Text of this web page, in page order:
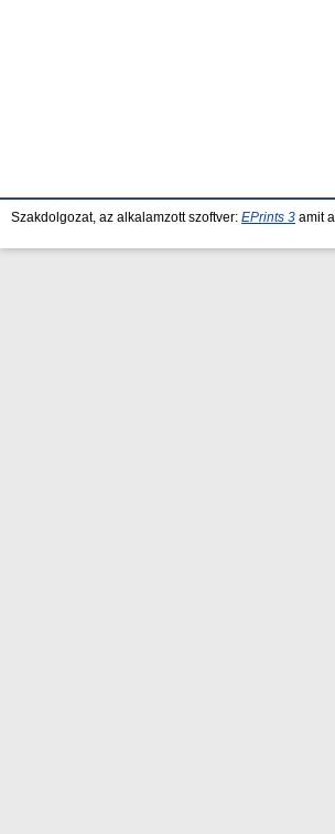
Szakdolgozat, az alkalamzott szoftver: EPrints 3 amit a